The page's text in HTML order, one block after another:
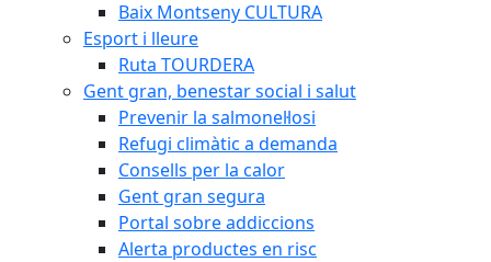
Baix Montseny CULTURA
Esport i lleure
Ruta TOURDERA
Gent gran, benestar social i salut
Prevenir la salmonel·losi
Refugi climàtic a demanda
Consells per la calor
Gent gran segura
Portal sobre addiccions
Alerta productes en risc